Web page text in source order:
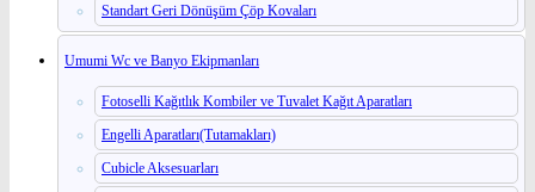
Standart Geri Dönüşüm Çöp Kovaları
Umumi Wc ve Banyo Ekipmanları
Fotoselli Kağıtlık Kombiler ve Tuvalet Kağıt Aparatları
Engelli Aparatları(Tutamakları)
Cubicle Aksesuarları